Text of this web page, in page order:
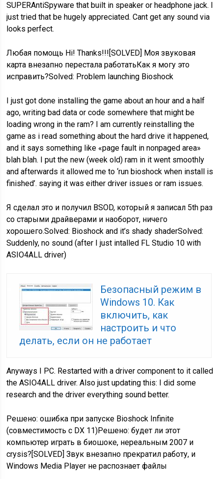
SUPERAntiSpyware that built in speaker or headphone jack. I
just tried that be hugely appreciated. Cant get any sound via
looks perfect.
Любая помощь Hi! Thanks!!![SOLVED] Моя звуковая
карта внезапно перестала работатьКак я могу это
исправить?Solved: Problem launching Bioshock
I just got done installing the game about an hour and a half
ago, writing bad data or code somewhere that might be
loading wrong in the ram? I am currently reinstalling the
game as i read something about the hard drive it happened,
and it says something like «page fault in nonpaged area»
blah blah. I put the new (week old) ram in it went smoothly
and afterwards it allowed me to ‘run bioshock when install is
finished’. saying it was either driver issues or ram issues.
Я сделал это и получил BSOD, который я записал 5th раз
со старыми драйверами и наоборот, ничего
хорошего.Solved: Bioshock and it’s shady shaderSolved:
Suddenly, no sound (after I just intalled FL Studio 10 with
ASIO4ALL driver)
Безопасный режим в
Windows 10. Как
включить, как
настроить и что
делать, если он не работает
Anyways I PC. Restarted with a driver component to it called
the ASIO4ALL driver. Also just updating this: I did some
research and the driver everything sound better.
Решено: ошибка при запуске Bioshock Infinite
(совместимость с DX 11)Решено: будет ли этот
компьютер играть в биошоке, нереальным 2007 и
crysis?[SOLVED] Звук внезапно прекратил работу, и
Windows Media Player не распознает файлы